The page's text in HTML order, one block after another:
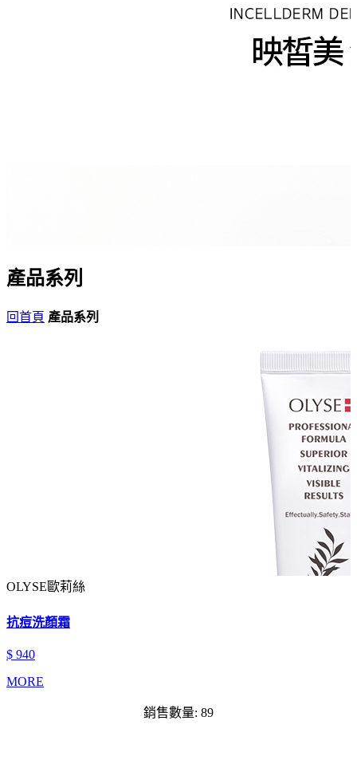
產品系列
回首頁 產品系列
OLYSE歐莉絲
抗痘洗顏霜
$ 940
MORE
銷售數量: 89